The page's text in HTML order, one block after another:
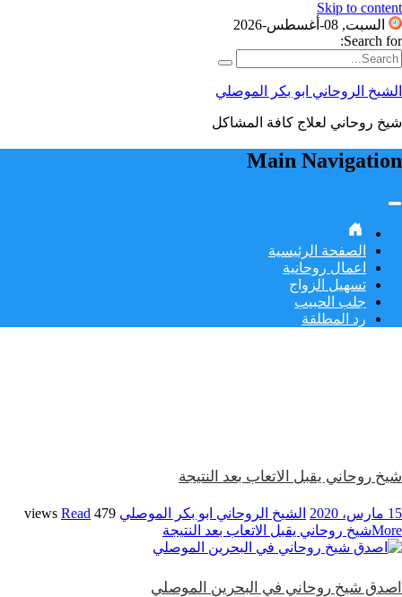
Skip to content
السبت, 08-أغسطس-2026
Search for:
الشيخ الروحاني ابو بكر الموصلي
شيخ روحاني لعلاج كافة المشاكل
Main Navigation
الصفحة الرئيسية
اعمال روحانية
تسهيل الزواج
جلب الحبيب
رد المطلقة
شيخ روحاني يقبل الاتعاب بعد النتيجة
15 مارس، 2020 الشيخ الروحاني ابو بكر الموصلي 479 views
Read
Moreشيخ روحاني يقبل الاتعاب بعد النتيجة
اصدق شيخ روحاني في البحرين الموصلي